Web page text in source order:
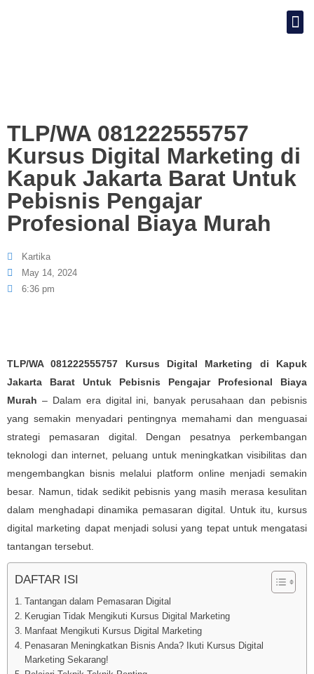
TLP/WA 081222555757
Kursus Digital Marketing di
Kapuk Jakarta Barat Untuk
Pebisnis Pengajar
Profesional Biaya Murah
Kartika
May 14, 2024
6:36 pm
TLP/WA 081222555757 Kursus Digital Marketing di Kapuk
Jakarta Barat Untuk Pebisnis Pengajar Profesional Biaya
Murah – Dalam era digital ini, banyak perusahaan dan pebisnis
yang semakin menyadari pentingnya memahami dan menguasai
strategi pemasaran digital. Dengan pesatnya perkembangan
teknologi dan internet, peluang untuk meningkatkan visibilitas dan
mengembangkan bisnis melalui platform online menjadi semakin
besar. Namun, tidak sedikit pebisnis yang masih merasa kesulitan
dalam menghadapi dinamika pemasaran digital. Untuk itu, kursus
digital marketing dapat menjadi solusi yang tepat untuk mengatasi
tantangan tersebut.
DAFTAR ISI
Tantangan dalam Pemasaran Digital
Kerugian Tidak Mengikuti Kursus Digital Marketing
Manfaat Mengikuti Kursus Digital Marketing
Penasaran Meningkatkan Bisnis Anda? Ikuti Kursus Digital
Marketing Sekarang!